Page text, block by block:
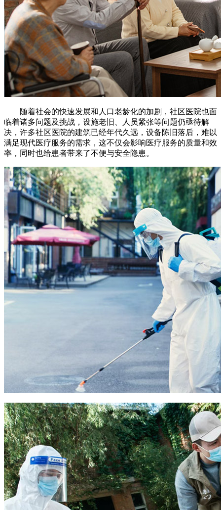
随着社会的快速发展和人口老龄化的加剧，社区医院也面
临着诸多问题及挑战，设施老旧、人员紧张等问题仍亟待解
决，许多社区医院的建筑已经年代久远，设备陈旧落后，难以
满足现代医疗服务的需求，这不仅会影响医疗服务的质量和效
率，同时也给患者带来了不便与安全隐患。